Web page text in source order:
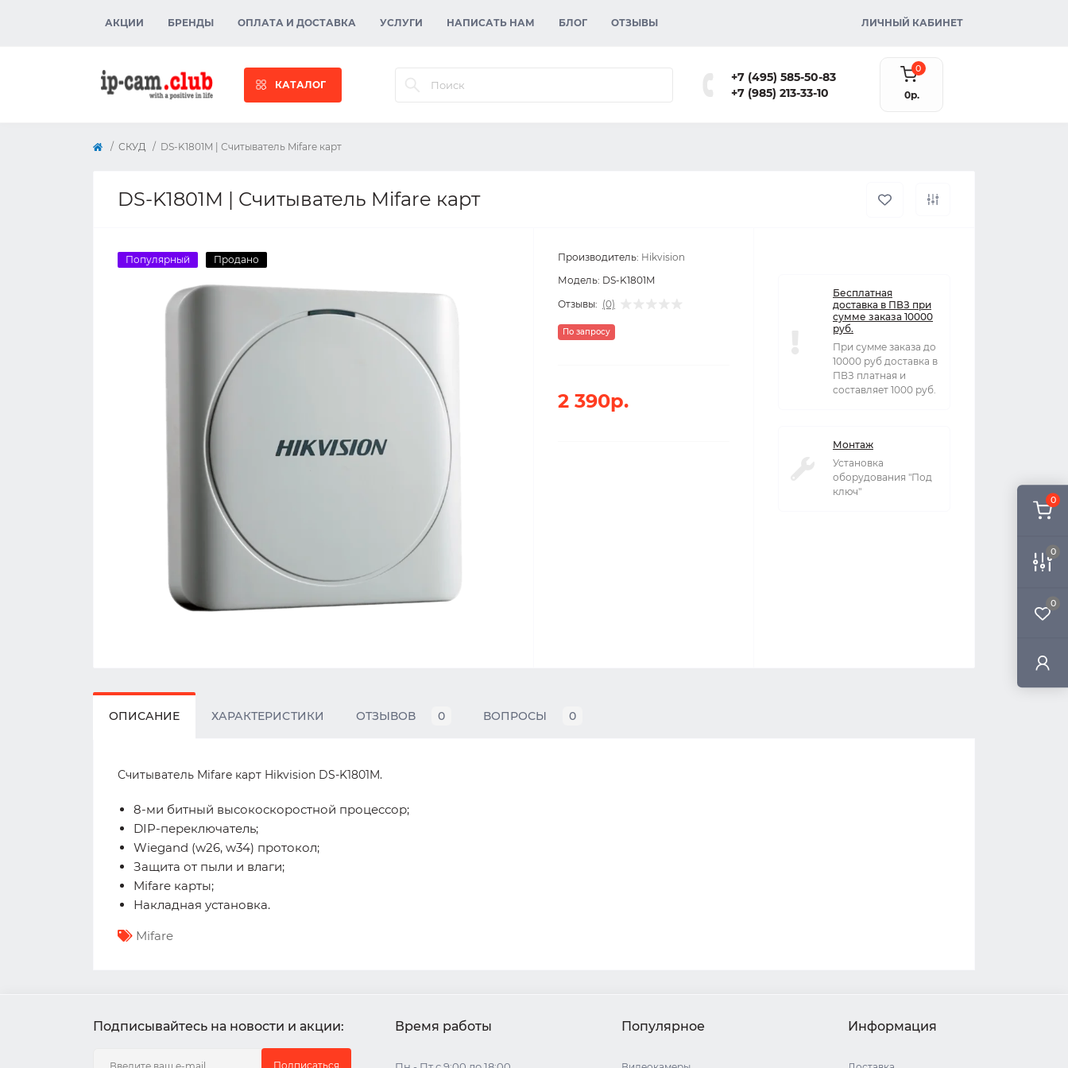
0
0
0
АКЦИИ БРЕНДЫ ОПЛАТА И ДОСТАВКА УСЛУГИ НАПИСАТЬ НАМ БЛОГ ОТЗЫВЫ ЛИЧНЫЙ КАБИНЕТ
КАТАЛОГ
+7 (495) 585-50-83
+7 (985) 213-33-10
0
0р.
СКУД DS-K1801M | Считыватель Mifare карт
DS-K1801M | Считыватель Mifare карт
Популярный Продано Производитель: Hikvision
Модель: DS-K1801M
Отзывы: (0)
По запросу
2 390р.
Бесплатная
доставка в ПВЗ при
сумме заказа 10000
руб.
При сумме заказа до
10000 руб доставка в
ПВЗ платная и
составляет 1000 руб.
Монтаж
Установка
оборудования "Под
ключ"
ОПИСАНИЕ ХАРАКТЕРИСТИКИ ОТЗЫВОВ 0 ВОПРОСЫ 0
Считыватель Mifare карт Hikvision DS-K1801M.
8-ми битный высокоскоростной процессор;
DIP-переключатель;
Wiegand (w26, w34) протокол;
Защита от пыли и влаги;
Mifare карты;
Накладная установка.
Mifare
Подписывайтесь на новости и акции:
Подписаться
Время работы Популярное Информация